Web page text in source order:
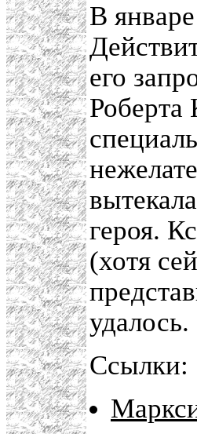
В
его
Роберта
героя.
(хотя
удалось.
Ссылки: